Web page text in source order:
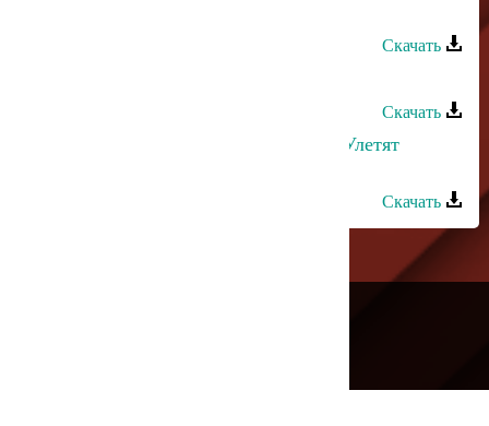
Скачать
Скачать
Руслан Гасанов и Лаура Алиева - Улетят
Скачать